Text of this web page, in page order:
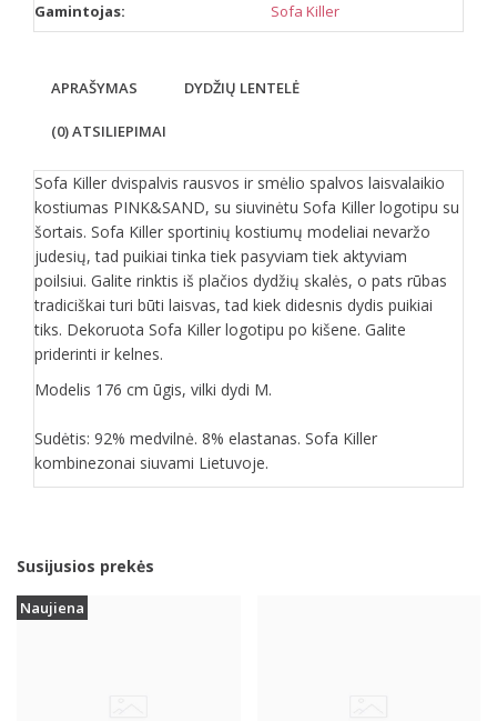
Gamintojas: Sofa Killer
APRAŠYMAS DYDŽIŲ LENTELĖ
(0) ATSILIEPIMAI
Sofa Killer dvispalvis rausvos ir smėlio spalvos laisvalaikio
kostiumas PINK&SAND, su siuvinėtu Sofa Killer logotipu su
šortais. Sofa Killer sportinių kostiumų modeliai nevaržo
judesių, tad puikiai tinka tiek pasyviam tiek aktyviam
poilsiui. Galite rinktis iš plačios dydžių skalės, o pats rūbas
tradiciškai turi būti laisvas, tad kiek didesnis dydis puikiai
tiks. Dekoruota Sofa Killer logotipu po kišene. Galite
priderinti ir kelnes.
Modelis 176 cm ūgis, vilki dydi M.
Sudėtis: 92% medvilnė. 8% elastanas. Sofa Killer
kombinezonai siuvami Lietuvoje.
Susijusios prekės
Naujiena